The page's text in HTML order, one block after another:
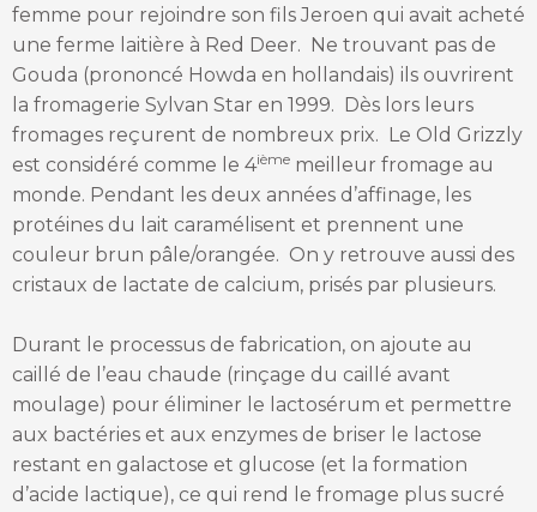
femme pour rejoindre son fils Jeroen qui avait acheté
une ferme laitière à Red Deer. Ne trouvant pas de
Gouda (prononcé Howda en hollandais) ils ouvrirent
la fromagerie Sylvan Star en 1999. Dès lors leurs
fromages reçurent de nombreux prix. Le Old Grizzly
est considéré comme le 4ième meilleur fromage au
monde. Pendant les deux années d’affinage, les
protéines du lait caramélisent et prennent une
couleur brun pâle/orangée. On y retrouve aussi des
cristaux de lactate de calcium, prisés par plusieurs.
Durant le processus de fabrication, on ajoute au
caillé de l’eau chaude (rinçage du caillé avant
moulage) pour éliminer le lactosérum et permettre
aux bactéries et aux enzymes de briser le lactose
restant en galactose et glucose (et la formation
d’acide lactique), ce qui rend le fromage plus sucré